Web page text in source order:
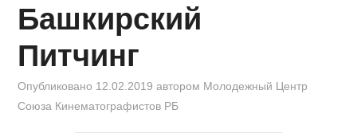
Башкирский
Питчинг
Опубликовано 12.02.2019 автором Mолодежный Центр
Союза Кинематографистов РБ